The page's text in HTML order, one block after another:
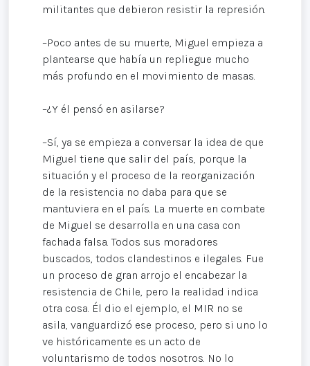
militantes que debieron resistir la represión.
–Poco antes de su muerte, Miguel empieza a
plantearse que había un repliegue mucho
más profundo en el movimiento de masas.
–¿Y él pensó en asilarse?
–Sí, ya se empieza a conversar la idea de que
Miguel tiene que salir del país, porque la
situación y el proceso de la reorganización
de la resistencia no daba para que se
mantuviera en el país. La muerte en combate
de Miguel se desarrolla en una casa con
fachada falsa. Todos sus moradores
buscados, todos clandestinos e ilegales. Fue
un proceso de gran arrojo el encabezar la
resistencia de Chile, pero la realidad indica
otra cosa. Él dio el ejemplo, el MIR no se
asila, vanguardizó ese proceso, pero si uno lo
ve históricamente es un acto de
voluntarismo de todos nosotros. No lo